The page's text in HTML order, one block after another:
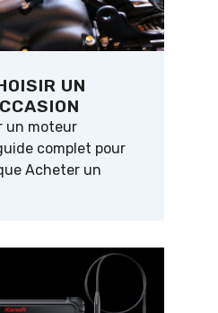
UN
un moteur
complet pour
Acheter un